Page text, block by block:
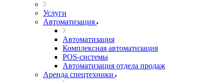
Услуги
Автоматизация
Автоматизация
Комплексная автоматизация
POS-системы
Автоматизация отдела продаж
Аренда спецтехники